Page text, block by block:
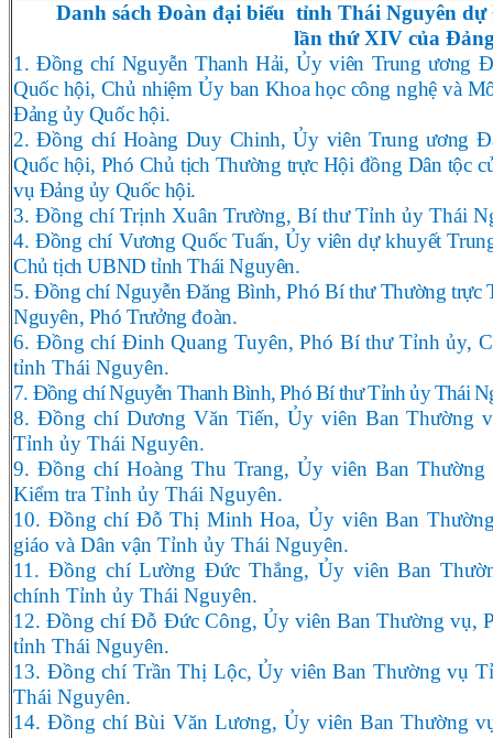
Danh sách Đoàn đại biểu tỉnh Thái Nguyên
lần thứ XIV của
1. Đồng chí Nguyễn Thanh Hải, Ủy viên Trung ương
Quốc hội, Chủ nhiệm Ủy ban Khoa học công nghệ và
Đảng ủy Quốc hội.
2. Đồng chí Hoàng Duy Chinh, Ủy viên Trung ương
Quốc hội, Phó Chủ tịch Thường trực Hội đồng Dân tộc
vụ Đảng ủy Quốc hội.
3. Đồng chí Trịnh Xuân Trường, Bí thư Tỉnh ủy Thái
4. Đồng chí Vương Quốc Tuấn, Ủy viên dự khuyết
Chủ tịch UBND tỉnh Thái Nguyên.
5. Đồng chí Nguyễn Đăng Bình, Phó Bí thư Thường
Nguyên, Phó Trưởng đoàn.
6. Đồng chí Đinh Quang Tuyên, Phó Bí thư Tỉnh ủy,
tỉnh Thái Nguyên.
7. Đồng chí Nguyễn Thanh Bình, Phó Bí thư Tỉnh ủy Thái
8. Đồng chí Dương Văn Tiến, Ủy viên Ban Thường
Tỉnh ủy Thái Nguyên.
9. Đồng chí Hoàng Thu Trang, Ủy viên Ban
Kiểm tra Tỉnh ủy Thái Nguyên.
10. Đồng chí Đỗ Thị Minh Hoa, Ủy viên Ban
giáo và Dân vận Tỉnh ủy Thái Nguyên.
11. Đồng chí Lường Đức Thắng, Ủy viên Ban
chính Tỉnh ủy Thái Nguyên.
12. Đồng chí Đỗ Đức Công, Ủy viên Ban Thường vụ,
tỉnh Thái Nguyên.
13. Đồng chí Trần Thị Lộc, Ủy viên Ban Thường vụ
Thái Nguyên.
14. Đồng chí Bùi Văn Lương, Ủy viên Ban Thường